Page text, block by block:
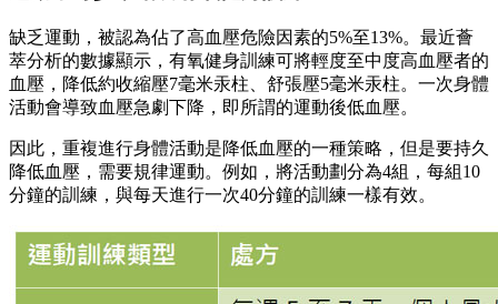
缺乏運動，被認為佔了高血壓危險因素的5%至13%。最近薈
萃分析的數據顯示，有氧健身訓練可將輕度至中度高血壓者的
血壓，降低約收縮壓7毫米汞柱、舒張壓5毫米汞柱。一次身體
活動會導致血壓急劇下降，即所謂的運動後低血壓。
因此，重複進行身體活動是降低血壓的一種策略，但是要持久
降低血壓，需要規律運動。例如，將活動劃分為4組，每組10
分鐘的訓練，與每天進行一次40分鐘的訓練一樣有效。